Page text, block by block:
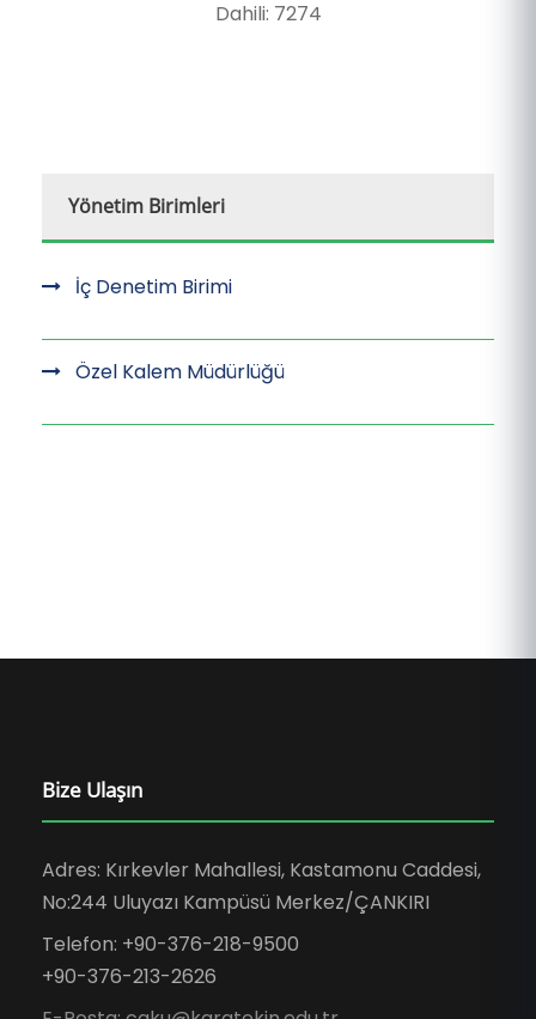
Dahili: 7274
Yönetim Birimleri
İç Denetim Birimi
Özel Kalem Müdürlüğü
Bize Ulaşın
Adres: Kırkevler Mahallesi, Kastamonu Caddesi,
No:244 Uluyazı Kampüsü Merkez/ÇANKIRI
Telefon: +90-376-218-9500
+90-376-213-2626